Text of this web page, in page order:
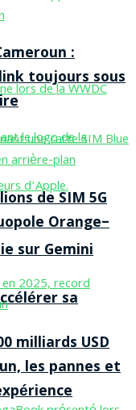
sur Gemini
sa
:
toujours sous
de SIM 5G
Orange–
milliards USD
les pannes et